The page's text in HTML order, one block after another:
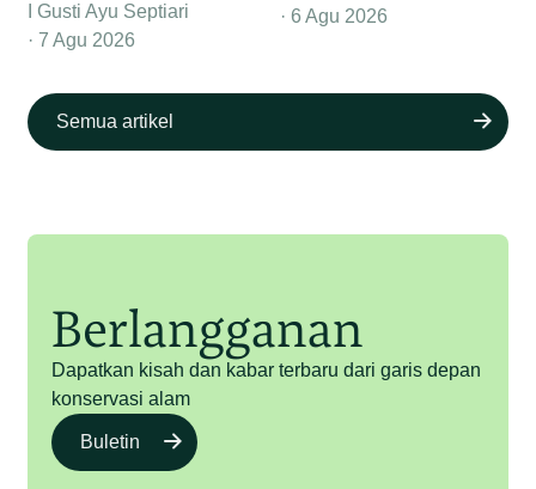
I Gusti Ayu Septiari
7 Agu 2026
6 Agu 2026
Semua artikel
Berlangganan
Dapatkan kisah dan kabar terbaru dari garis depan
konservasi alam
Buletin